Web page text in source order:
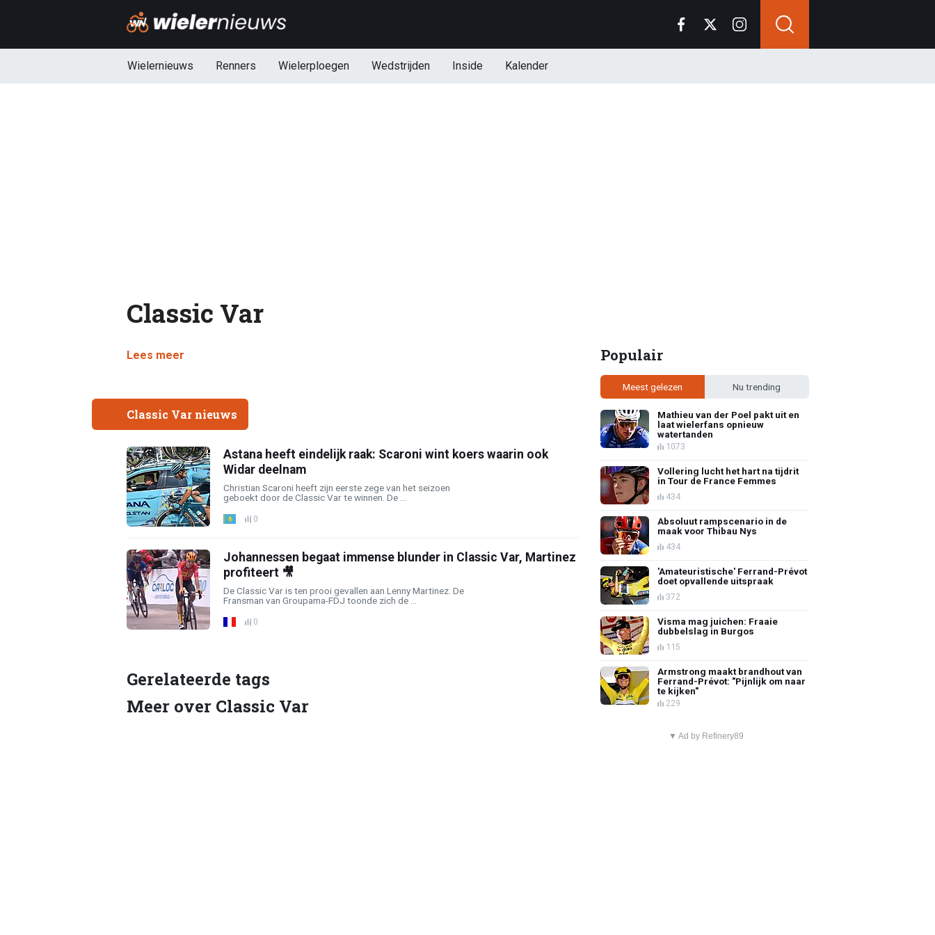
Wielernieuws Renners Wielerploegen Wedstrijden Inside Kalender
Classic Var
Lees meer
Classic Var nieuws
Astana heeft eindelijk raak: Scaroni wint koers waarin ook
Widar deelnam
Christian Scaroni heeft zijn eerste zege van het seizoen
geboekt door de Classic Var te winnen. De ...
0
Johannessen begaat immense blunder in Classic Var, Martinez
profiteert 🎥
De Classic Var is ten prooi gevallen aan Lenny Martinez. De
Fransman van Groupama-FDJ toonde zich de ...
0
Gerelateerde tags
Meer over Classic Var
Populair
Meest gelezen Nu trending
Mathieu van der Poel pakt uit en
laat wielerfans opnieuw
watertanden
1073
Vollering lucht het hart na tijdrit
in Tour de France Femmes
434
Absoluut rampscenario in de
maak voor Thibau Nys
434
'Amateuristische' Ferrand-Prévot
doet opvallende uitspraak
372
Visma mag juichen: Fraaie
dubbelslag in Burgos
115
Armstrong maakt brandhout van
Ferrand-Prévot: "Pijnlijk om naar
te kijken"
229
▼ Ad by Refinery89